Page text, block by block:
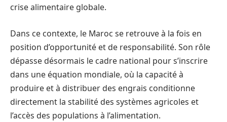
crise alimentaire globale.
Dans ce contexte, le Maroc se retrouve à la fois en
position d’opportunité et de responsabilité. Son rôle
dépasse désormais le cadre national pour s’inscrire
dans une équation mondiale, où la capacité à
produire et à distribuer des engrais conditionne
directement la stabilité des systèmes agricoles et
l’accès des populations à l’alimentation.